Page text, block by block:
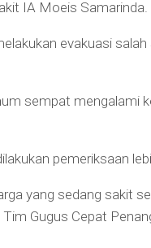
IA Moeis Samarinda.
evakuasi
sempat mengalami
pemeriksaan
yang sedang sakit
Gugus Cepat